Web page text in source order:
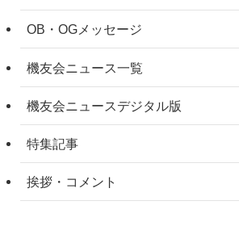
OB・OGメッセージ
機友会ニュース一覧
機友会ニュースデジタル版
特集記事
挨拶・コメント